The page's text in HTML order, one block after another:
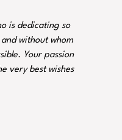
is dedicating so
without whom
Your passion
very best wishes